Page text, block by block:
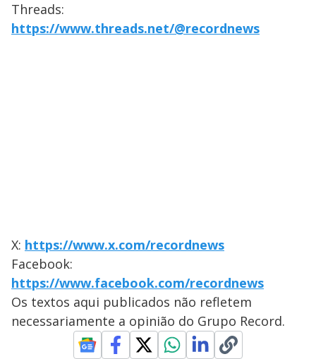
Threads:
https://www.threads.net/@recordnews
X: https://www.x.com/recordnews
Facebook:
https://www.facebook.com/recordnews
Os textos aqui publicados não refletem
necessariamente a opinião do Grupo Record.